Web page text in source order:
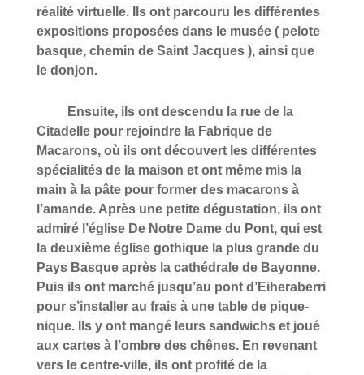
réalité virtuelle. Ils ont parcouru les différentes
expositions proposées dans le musée ( pelote
basque, chemin de Saint Jacques ), ainsi que
le donjon.
Ensuite, ils ont descendu la rue de la
Citadelle pour rejoindre la Fabrique de
Macarons, où ils ont découvert les différentes
spécialités de la maison et ont même mis la
main à la pâte pour former des macarons à
l’amande. Après une petite dégustation, ils ont
admiré l’église De Notre Dame du Pont, qui est
la deuxième église gothique la plus grande du
Pays Basque après la cathédrale de Bayonne.
Puis ils ont marché jusqu’au pont d’Eiheraberri
pour s’installer au frais à une table de pique-
nique. Ils y ont mangé leurs sandwichs et joué
aux cartes à l’ombre des chênes. En revenant
vers le centre-ville, ils ont profité de la